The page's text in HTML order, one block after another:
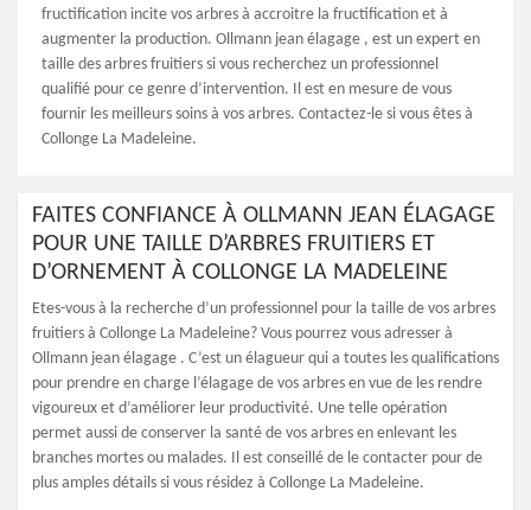
fructification incite vos arbres à accroitre la fructification et à
augmenter la production. Ollmann jean élagage , est un expert en
taille des arbres fruitiers si vous recherchez un professionnel
qualifié pour ce genre d’intervention. Il est en mesure de vous
fournir les meilleurs soins à vos arbres. Contactez-le si vous êtes à
Collonge La Madeleine.
FAITES CONFIANCE À OLLMANN JEAN ÉLAGAGE
POUR UNE TAILLE D’ARBRES FRUITIERS ET
D’ORNEMENT À COLLONGE LA MADELEINE
Etes-vous à la recherche d’un professionnel pour la taille de vos arbres
fruitiers à Collonge La Madeleine? Vous pourrez vous adresser à
Ollmann jean élagage . C’est un élagueur qui a toutes les qualifications
pour prendre en charge l’élagage de vos arbres en vue de les rendre
vigoureux et d’améliorer leur productivité. Une telle opération
permet aussi de conserver la santé de vos arbres en enlevant les
branches mortes ou malades. Il est conseillé de le contacter pour de
plus amples détails si vous résidez à Collonge La Madeleine.